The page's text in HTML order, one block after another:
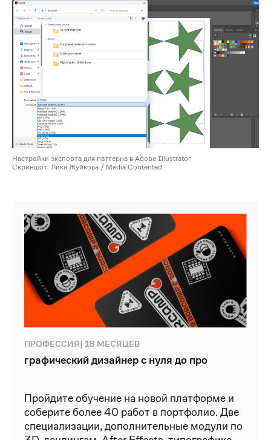
Настройки экспорта для паттерна в Adobe Illustrator
Скриншот: Лика Жуйкова / Media Contented
графический дизайнер с нуля до про
ПРОФЕССИЯ| 18 МЕСЯЦЕВ
графический дизайнер с нуля до про
Пройдите обучение на новой платформе и
соберите более 40 работ в портфолио. Две
специализации, дополнительные модули по